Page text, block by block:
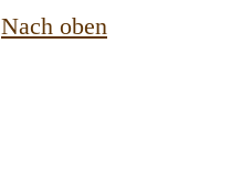
Nach oben